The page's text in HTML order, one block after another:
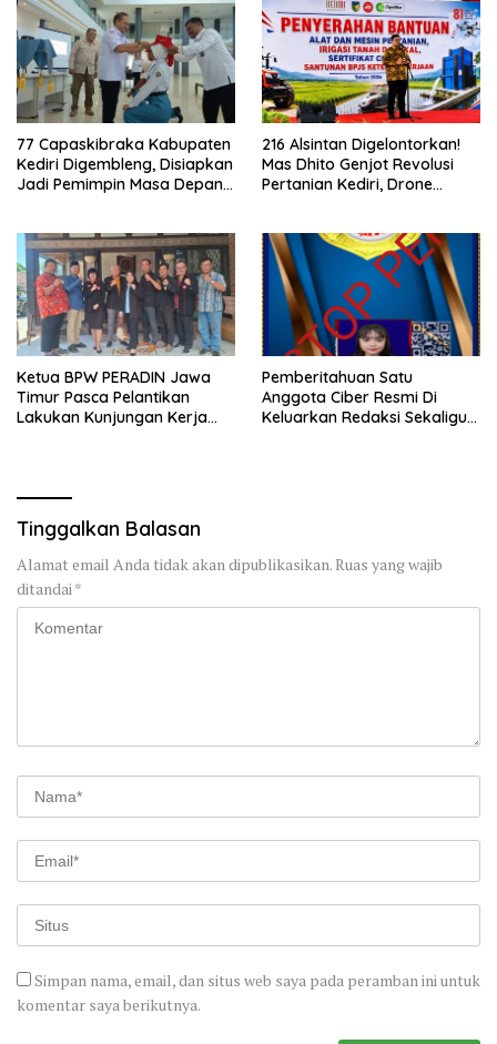
Kemerdekaan RI Ke – 81
77 Capaskibraka Kabupaten
Kediri Digembleng, Disiapkan
Jadi Pemimpin Masa Depan
216 Alsintan Digelontorkan!
Mas Dhito Genjot Revolusi
Pertanian Kediri, Drone
Petani
Ketua BPW PERADIN Jawa
Timur Pasca Pelantikan
Lakukan Kunjungan Kerja
Pemberitahuan Satu
Anggota Ciber Resmi Di
Keluarkan Redaksi Sekaligus
Tinggalkan Balasan
Alamat email Anda tidak akan dipublikasikan.Ruas yang wajib
ditandai*
Simpan nama, email, dan situs web saya pada peramban ini untuk
komentar saya berikutnya.